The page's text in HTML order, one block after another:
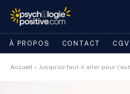
À PROPOS CONTACT CGV
Accueil » Jusqu’où faut-il aller pour